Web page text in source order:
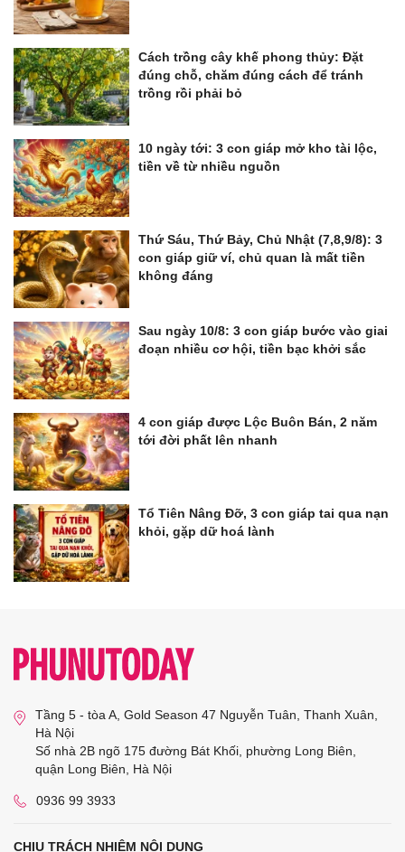
Cách trồng cây khế phong thủy: Đặt
đúng chỗ, chăm đúng cách để tránh
trồng rồi phải bỏ
10 ngày tới: 3 con giáp mở kho tài lộc,
tiền về từ nhiều nguồn
Thứ Sáu, Thứ Bảy, Chủ Nhật (7,8,9/8): 3
con giáp giữ ví, chủ quan là mất tiền
không đáng
Sau ngày 10/8: 3 con giáp bước vào giai
đoạn nhiều cơ hội, tiền bạc khởi sắc
4 con giáp được Lộc Buôn Bán, 2 năm
tới đời phất lên nhanh
Tổ Tiên Nâng Đỡ, 3 con giáp tai qua nạn
khỏi, gặp dữ hoá lành
Tầng 5 - tòa A, Gold Season 47 Nguyễn Tuân, Thanh Xuân,
Hà Nội
Số nhà 2B ngõ 175 đường Bát Khối, phường Long Biên,
quận Long Biên, Hà Nội
0936 99 3933
CHỊU TRÁCH NHIỆM NỘI DUNG